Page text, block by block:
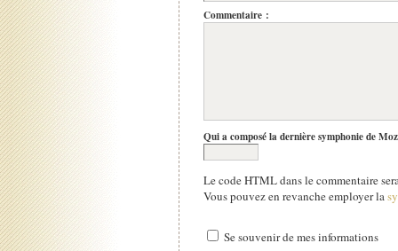
Commentaire :
Qui a composé la dernière symphonie de
Le code HTML dans le commentaire
Vous pouvez en revanche employer la
Se souvenir de mes informations